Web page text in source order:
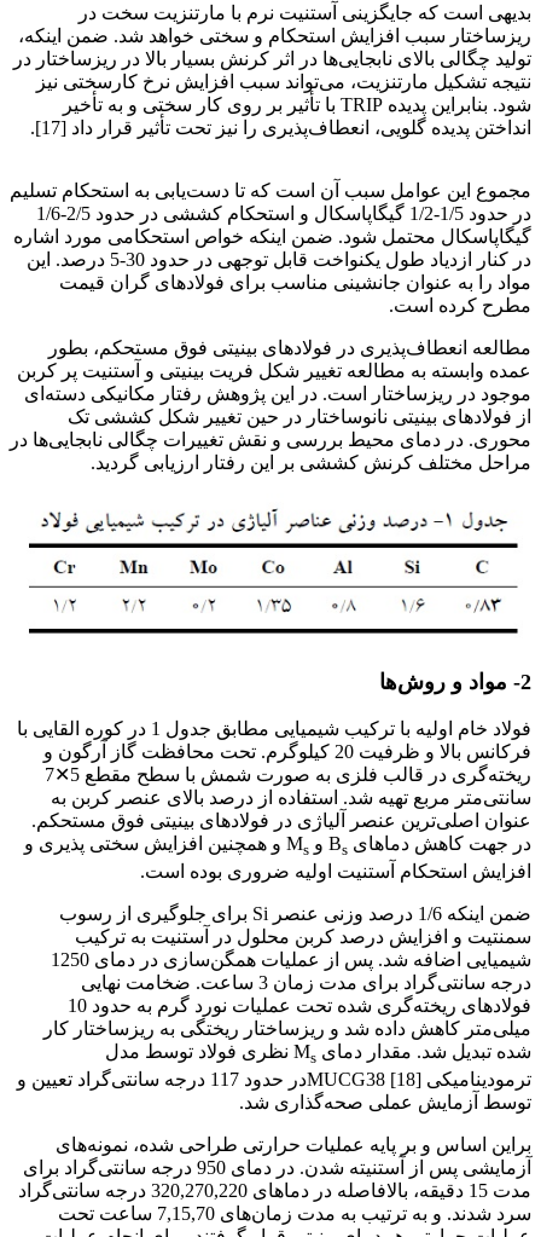
بدیهی است که جایگزینی آستنیت نرم با مارتنزیت سخت در
ریزساختار سبب افزایش استحکام و سختی خواهد شد. ضمن اینکه،
تولید چگالی بالای نابجایی‌ها در اثر کرنش بسیار بالا در ریزساختار در
نتیجه تشکیل مارتنزیت، می‌تواند سبب افزایش نرخ کارسختی نیز
شود. بنابراین پدیده TRIP با تأثیر بر روی کار سختی و به تأخیر
انداختن پدیده گلویی، انعطاف‌پذیری را نیز تحت تأثیر قرار داد [17].
مجموع این عوامل سبب آن است که تا دست‌یابی به استحکام تسلیم
در حدود 1/5-1/2 گیگاپاسکال و استحکام کششی در حدود 2/5-1/6
گیگاپاسکال محتمل شود. ضمن اینکه خواص استحکامی مورد اشاره
در کنار ازدیاد طول یکنواخت قابل توجهی در حدود 30-5 درصد. این
مواد را به عنوان جانشینی مناسب برای فولادهای گران قیمت
مطرح کرده است.
مطالعه انعطاف‌پذیری در فولادهای بینیتی فوق مستحکم، بطور
عمده وابسته به مطالعه تغییر شکل فریت بینیتی و آستنیت پر کربن
موجود در ریزساختار است. در این پژوهش رفتار مکانیکی دسته‌ای
از فولادهای بینیتی نانوساختار در حین تغییر شکل کششی تک
محوری. در دمای محیط بررسی و نقش تغییرات چگالی نابجایی‌ها در
مراحل مختلف کرنش کششی بر این رفتار ارزیابی گردید.
2- مواد و روش‌ها
فولاد خام اولیه با ترکیب شیمیایی مطابق جدول 1 در کوره القایی با
فرکانس بالا و ظرفیت 20 کیلوگرم. تحت محافظت گاز آرگون و
ریخته‌گری در قالب فلزی به صورت شمش با سطح مقطع 5✕7
سانتی‌متر مربع تهیه شد. استفاده از درصد بالای عنصر کربن به
عنوان اصلی‌ترین عنصر آلیاژی در فولادهای بینیتی فوق مستحکم.
در جهت کاهش دماهای B s و M s
و همچنین افزایش سختی پذیری و
افزایش استحکام آستنیت اولیه ضروری بوده است.
ضمن اینکه 1/6 درصد وزنی عنصر Si برای جلوگیری از رسوب
سمنتیت و افزایش درصد کربن محلول در آستنیت به ترکیب
شیمیایی اضافه شد. پس از عملیات همگن‌سازی در دمای 1250
درجه سانتی‌گراد برای مدت زمان 3 ساعت. ضخامت نهایی
فولادهای ریخته‌گری شده تحت عملیات نورد گرم به حدود 10
میلی‌متر کاهش داده شد و ریزساختار ریختگی به ریزساختار کار
شده تبدیل شد. مقدار دمای M s
نظری فولاد توسط مدل
ترمودینامیکی MUCG38 [18]در حدود 117 درجه سانتی‌گراد تعیین و
توسط آزمایش عملی صحه‌گذاری شد.
براین اساس و بر پایه عملیات حرارتی طراحی شده، نمونه‌های
آزمایشی پس از آستنیته شدن. در دمای 950 درجه سانتی‌گراد برای
مدت 15 دقیقه، بالافاصله در دماهای 320,270,220 درجه سانتی‌گراد
سرد شدند. و به ترتیب به مدت زمان‌های 7,15,70 ساعت تحت